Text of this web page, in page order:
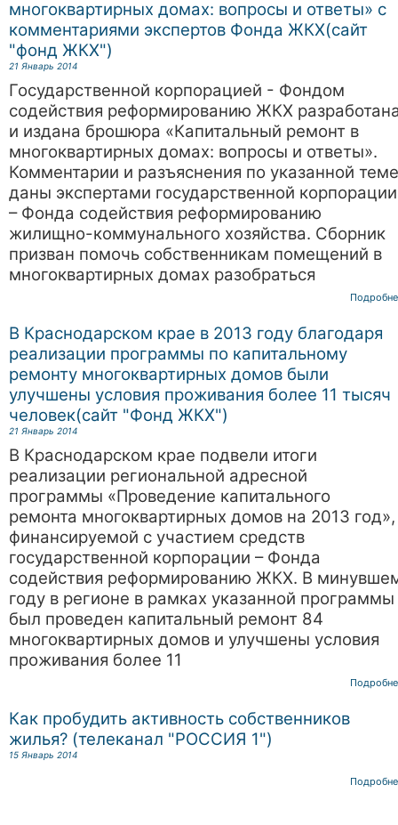
многоквартирных домах: вопросы и ответы» с
комментариями экспертов Фонда ЖКХ(сайт
"фонд ЖКХ")
21 Январь 2014
Государственной корпорацией - Фондом
содействия реформированию ЖКХ
и издана брошюра «Капитальный ремонт в
многоквартирных домах: вопросы и ответы».
Комментарии и разъяснения по указанной теме
даны экспертами государственной корпорации
– Фонда содействия реформированию
жилищно-коммунального хозяйства. Сборник
призван помочь собственникам помещений в
многоквартирных домах разобраться
В Краснодарском крае в 2013 году благодаря
реализации программы по капитальному
ремонту многоквартирных домов были
улучшены условия проживания более 11 тысяч
человек(сайт "Фонд ЖКХ")
21 Январь 2014
В Краснодарском крае подвели итоги
реализации региональной адресной
программы «Проведение капитального
ремонта многоквартирных домов на 2013 год»,
финансируемой с участием средств
государственной корпорации – Фонда
содействия реформированию ЖКХ. В
году в регионе в рамках указанной программы
был проведен капитальный ремонт 84
многоквартирных домов и улучшены условия
проживания более 11
Как пробудить активность собственников
жилья? (телеканал "РОССИЯ 1")
15 Январь 2014